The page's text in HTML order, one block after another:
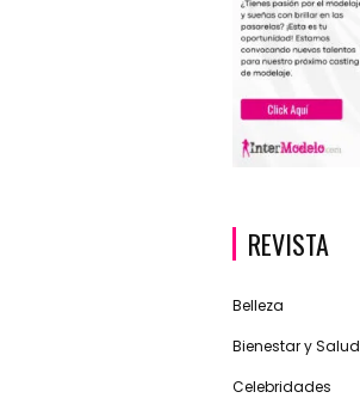
REVISTA
Belleza
Bienestar y Salud
Celebridades